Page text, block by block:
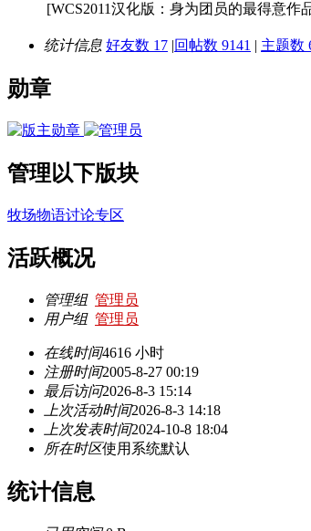
[WCS2011汉化版：身为团员的最得意
统计信息 好友数 17 |回帖数 9141 | 主题数
勋章
管理以下版块
牧场物语讨论专区
活跃概况
管理组 管理员
用户组 管理员
在线时间4616 小时
注册时间2005-8-27 00:19
最后访问2026-8-3 15:14
上次活动时间2026-8-3 14:18
上次发表时间2024-10-8 18:04
所在时区使用系统默认
统计信息